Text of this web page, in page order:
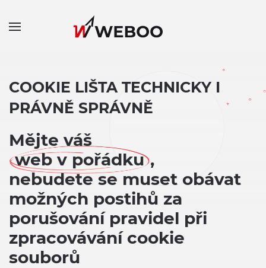
COOKIE LIŠTA TECHNICKY I
PRÁVNĚ SPRÁVNĚ
Mějte váš
web v pořádku ,
nebudete se muset obávat
možných postihů za
porušování pravidel při
zpracovávání cookie
souborů